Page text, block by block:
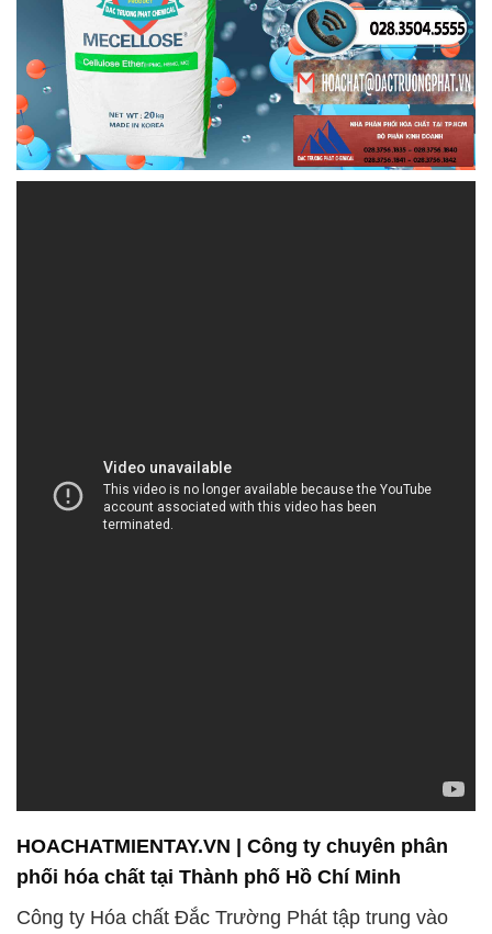
HOACHATMIENTAY.VN | Công ty chuyên phân
phối hóa chất tại Thành phố Hồ Chí Minh
Công ty Hóa chất Đắc Trường Phát tập trung vào